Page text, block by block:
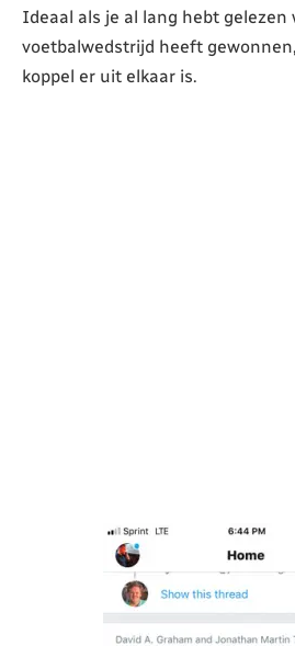
Ideaal als je al lang hebt gelezen
voetbalwedstrijd heeft
koppel er uit elkaar is.